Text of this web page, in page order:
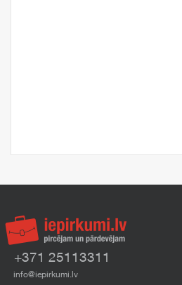
+371 25113311
info@iepirkumi.lv